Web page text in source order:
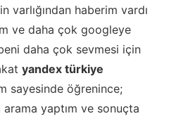
varlığından haberim vardı
ve daha çok googleye
daha çok sevmesi için
yandex türkiye
sayesinde öğrenince;
arama yaptım ve sonuçta